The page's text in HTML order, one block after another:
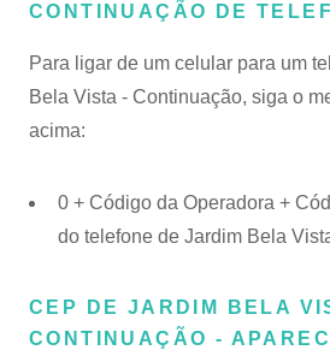
CONTINUAÇÃO DE
Para ligar de um celular para um
Bela Vista - Continuação, siga o
acima:
0 + Código da Operadora +
do telefone de Jardim Bela
CEP DE JARDIM BELA
CONTINUAÇÃO -